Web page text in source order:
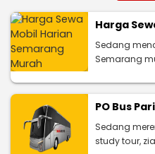
Harga
Sedang
Semarang
PO Bus
Sedang
study tour,